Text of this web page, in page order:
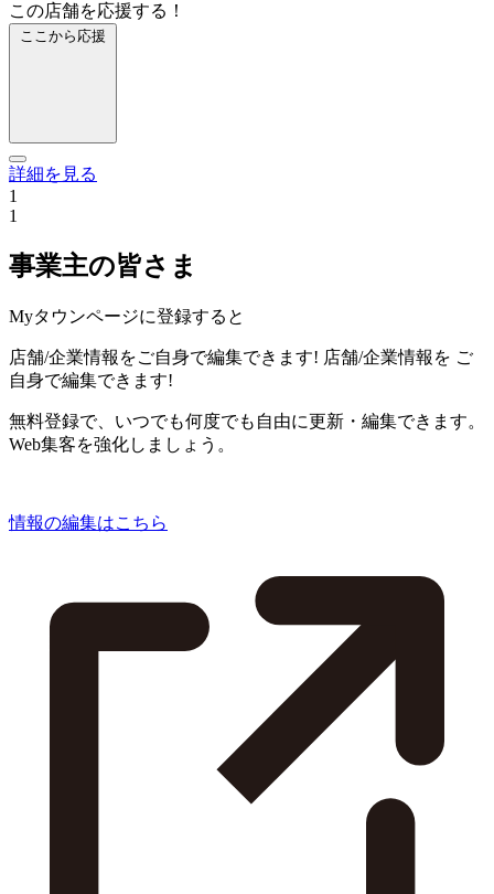
この店舗を応援する！
ここから応援
詳細を見る
1
1
事業主の皆さま
Myタウンページに登録すると
店舗/企業情報をご自身で編集できます! 店舗/企業情報を ご
自身で編集できます!
無料登録で、いつでも何度でも自由に更新・編集できます。
Web集客を強化しましょう。
情報の編集はこちら